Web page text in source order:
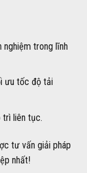
nghiệm trong lĩnh
ưu tốc độ tải
trì liên tục.
tư vấn giải pháp
nhất!